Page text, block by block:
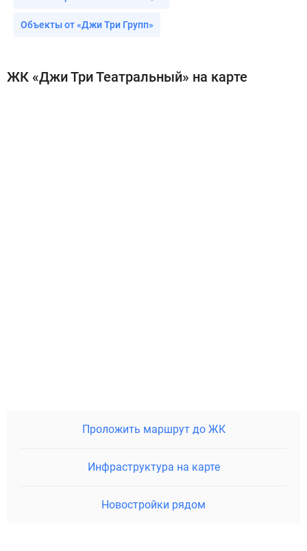
Объекты от «Джи Три Групп»
ЖК «Джи Три Театральный» на карте
Проложить маршрут до ЖК
Инфраструктура на карте
Новостройки рядом